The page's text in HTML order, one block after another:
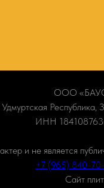
ООО
Республика,
ИНН
и не является
+7 (965) 840-
Сайт